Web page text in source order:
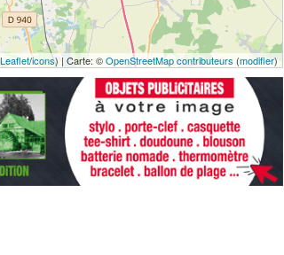
Leaflet/icons) | Carte: ©OpenStreetMap contributeurs (modifier)